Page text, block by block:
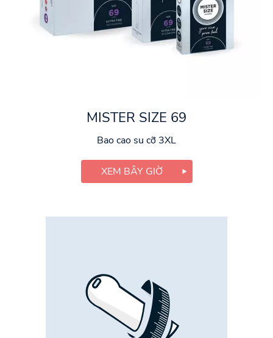
MISTER SIZE 69
Bao cao su cỡ 3XL
XEM BÂY GIỜ